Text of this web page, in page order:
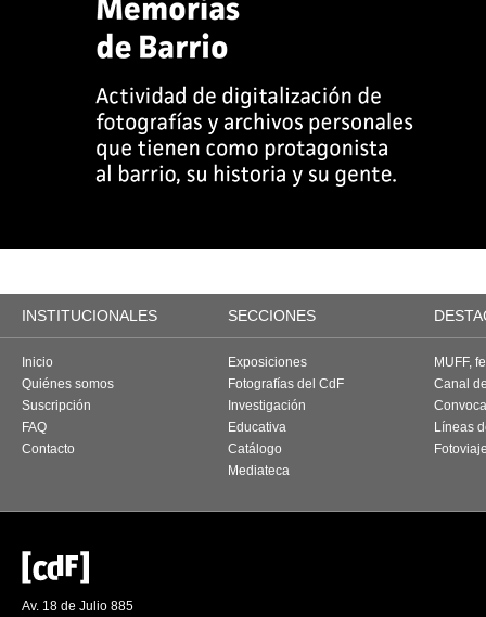
INSTITUCIONALES SECCIONES
Inicio
Quiénes somos
Suscripción
FAQ
Contacto
Exposiciones
Fotografías del CdF
Investigación
Educativa
Catálogo
Mediateca
MUFF,
Canal
Líneas
Av. 18 de Julio 885